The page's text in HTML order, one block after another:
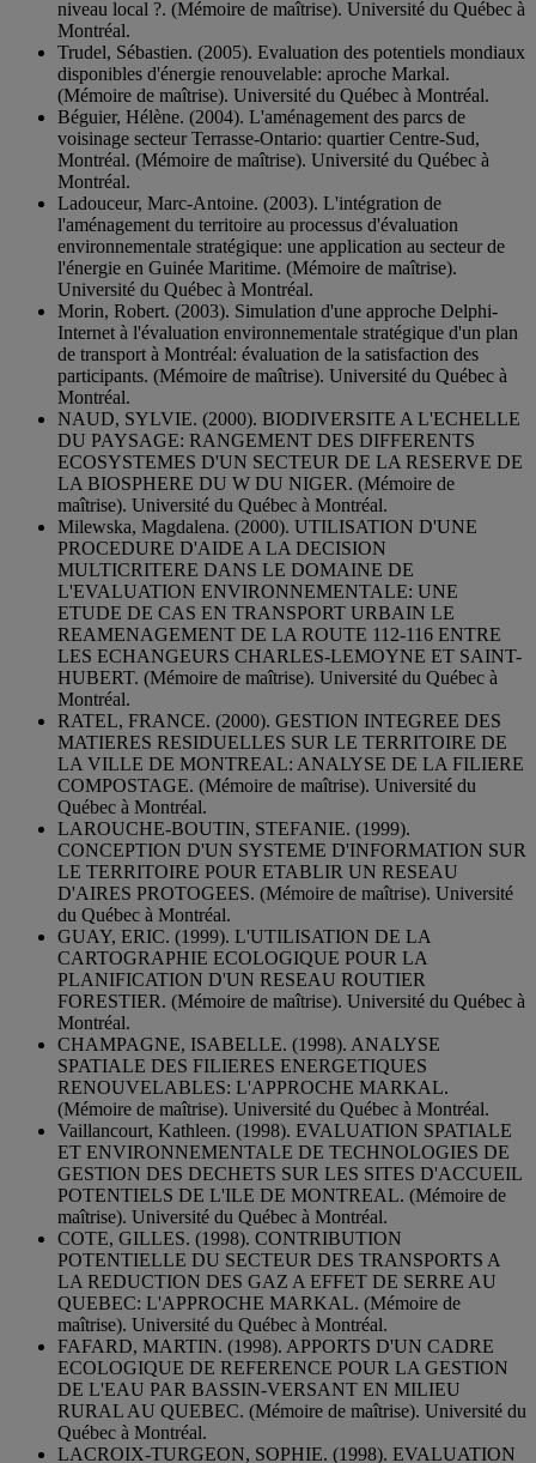
niveau local ?. (Mémoire de maîtrise). Université du Québec à
Montréal.
Trudel, Sébastien. (2005). Evaluation des potentiels mondiaux
disponibles d'énergie renouvelable: aproche Markal.
(Mémoire de maîtrise). Université du Québec à Montréal.
Béguier, Hélène. (2004). L'aménagement des parcs de
voisinage secteur Terrasse-Ontario: quartier Centre-Sud,
Montréal. (Mémoire de maîtrise). Université du Québec à
Montréal.
Ladouceur, Marc-Antoine. (2003). L'intégration de
l'aménagement du territoire au processus d'évaluation
environnementale stratégique: une application au secteur de
l'énergie en Guinée Maritime. (Mémoire de maîtrise).
Université du Québec à Montréal.
Morin, Robert. (2003). Simulation d'une approche Delphi-
Internet à l'évaluation environnementale stratégique d'un plan
de transport à Montréal: évaluation de la satisfaction des
participants. (Mémoire de maîtrise). Université du Québec à
Montréal.
NAUD, SYLVIE. (2000). BIODIVERSITE A L'ECHELLE
DU PAYSAGE: RANGEMENT DES DIFFERENTS
ECOSYSTEMES D'UN SECTEUR DE LA RESERVE DE
LA BIOSPHERE DU W DU NIGER. (Mémoire de
maîtrise). Université du Québec à Montréal.
Milewska, Magdalena. (2000). UTILISATION D'UNE
PROCEDURE D'AIDE A LA DECISION
MULTICRITERE DANS LE DOMAINE DE
L'EVALUATION ENVIRONNEMENTALE: UNE
ETUDE DE CAS EN TRANSPORT URBAIN LE
REAMENAGEMENT DE LA ROUTE 112-116 ENTRE
LES ECHANGEURS CHARLES-LEMOYNE ET SAINT-
HUBERT. (Mémoire de maîtrise). Université du Québec à
Montréal.
RATEL, FRANCE. (2000). GESTION INTEGREE DES
MATIERES RESIDUELLES SUR LE TERRITOIRE DE
LA VILLE DE MONTREAL: ANALYSE DE LA FILIERE
COMPOSTAGE. (Mémoire de maîtrise). Université du
Québec à Montréal.
LAROUCHE-BOUTIN, STEFANIE. (1999).
CONCEPTION D'UN SYSTEME D'INFORMATION SUR
LE TERRITOIRE POUR ETABLIR UN RESEAU
D'AIRES PROTOGEES. (Mémoire de maîtrise). Université
du Québec à Montréal.
GUAY, ERIC. (1999). L'UTILISATION DE LA
CARTOGRAPHIE ECOLOGIQUE POUR LA
PLANIFICATION D'UN RESEAU ROUTIER
FORESTIER. (Mémoire de maîtrise). Université du Québec à
Montréal.
CHAMPAGNE, ISABELLE. (1998). ANALYSE
SPATIALE DES FILIERES ENERGETIQUES
RENOUVELABLES: L'APPROCHE MARKAL.
(Mémoire de maîtrise). Université du Québec à Montréal.
Vaillancourt, Kathleen. (1998). EVALUATION SPATIALE
ET ENVIRONNEMENTALE DE TECHNOLOGIES DE
GESTION DES DECHETS SUR LES SITES D'ACCUEIL
POTENTIELS DE L'ILE DE MONTREAL. (Mémoire de
maîtrise). Université du Québec à Montréal.
COTE, GILLES. (1998). CONTRIBUTION
POTENTIELLE DU SECTEUR DES TRANSPORTS A
LA REDUCTION DES GAZ A EFFET DE SERRE AU
QUEBEC: L'APPROCHE MARKAL. (Mémoire de
maîtrise). Université du Québec à Montréal.
FAFARD, MARTIN. (1998). APPORTS D'UN CADRE
ECOLOGIQUE DE REFERENCE POUR LA GESTION
DE L'EAU PAR BASSIN-VERSANT EN MILIEU
RURAL AU QUEBEC. (Mémoire de maîtrise). Université du
Québec à Montréal.
LACROIX-TURGEON, SOPHIE. (1998). EVALUATION